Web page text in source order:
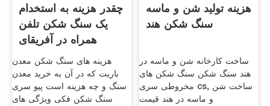
چقدر هزینه به استخدام
یک سنگ شکن تلفن
همراه در آفریقای
جنوبی
هزینه های سنگ شکن معدن
باریت که در آن به خرید معدن
سنگ و چه هزینه است پیو سری
سنگ شکن فکی ویژگی های
هزینه تولید شن و ماسه
سنگ شکن هند
ساخت کارخانه شن و ماسه در
هند سنگ شکن سنگ شکن های
مخروطی سری cs, ساخت شن
و ماسه در هند قیمت